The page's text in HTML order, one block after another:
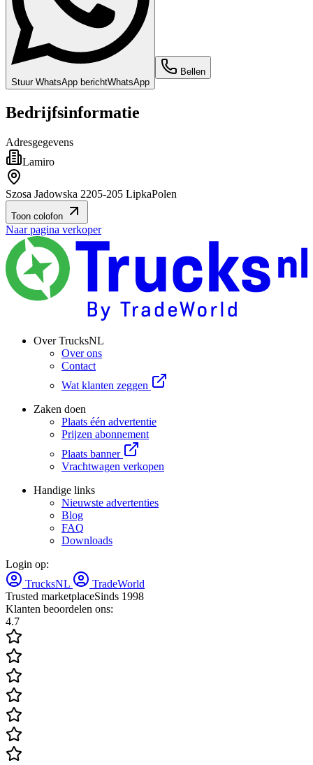
Stuur WhatsApp berichtWhatsApp
Bellen
Bedrijfsinformatie
Adresgegevens
Lamiro
Szosa Jadowska 2205-205 LipkaPolen
Toon colofon
Naar pagina verkoper
Over TrucksNL
Over ons
Contact
Wat klanten zeggen
Zaken doen
Plaats één advertentie
Prijzen abonnement
Plaats banner
Vrachtwagen verkopen
Handige links
Nieuwste advertenties
Blog
FAQ
Downloads
Login op:
TrucksNL
TradeWorld
Trusted marketplaceSinds 1998
Klanten beoordelen ons:
4.7